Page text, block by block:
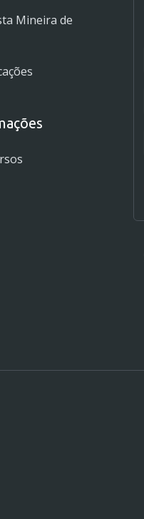
Mineira de